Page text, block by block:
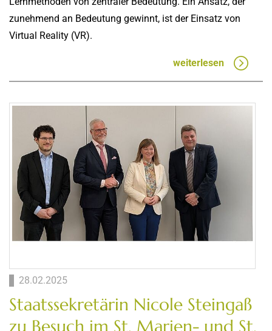
zunehmend an Bedeutung gewinnt, ist der Einsatz von
Virtual Reality (VR).
weiterlesen
28.02.2025
Staatssekretärin Nicole Steingaß
zu Besuch im St. Marien- und St.